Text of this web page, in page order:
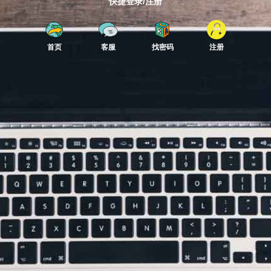
首页 客服 找密码 注册